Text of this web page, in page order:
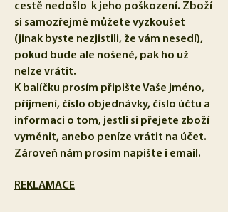
cestě nedošlo k jeho poškození. Zboží
si samozřejmě můžete vyzkoušet
(jinak byste nezjistili, že vám nesedí),
pokud bude ale nošené, pak ho už
nelze vrátit.
K balíčku prosím připište Vaše jméno,
příjmení, číslo objednávky, číslo účtu a
informaci o tom, jestli si přejete zboží
vyměnit, anebo peníze vrátit na účet.
Zároveň nám prosím napište i email.
REKLAMACE